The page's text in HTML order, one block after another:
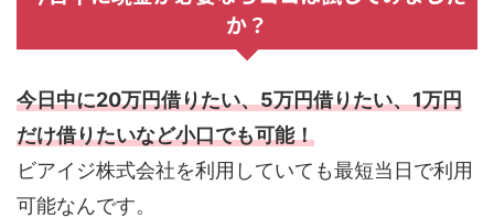
か？
今日中に20万円借りたい、5万円借りたい、1万円
だけ借りたいなど小口でも可能！
ビアイジ株式会社を利用していても最短当日で利用
可能なんです。